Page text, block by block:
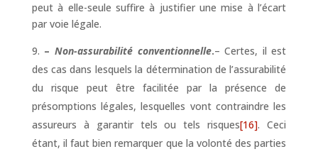
peut à elle-seule suffire à justifier une mise à l’écart
par voie légale.
– Non-assurabilité conventionnelle.– Certes, il est
des cas dans lesquels la détermination de l’assurabilité
du risque peut être facilitée par la présence de
présomptions légales, lesquelles vont contraindre les
assureurs à garantir tels ou tels risques[16]. Ceci
étant, il faut bien remarquer que la volonté des parties